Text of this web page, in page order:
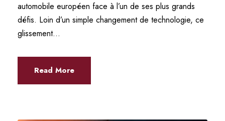
automobile européen face à l’un de ses plus grands
défis. Loin d’un simple changement de technologie, ce
glissement...
Read More